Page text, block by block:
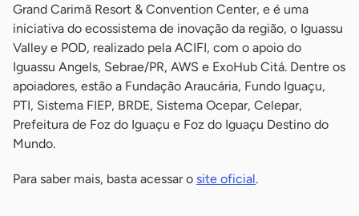
Grand Carimã Resort & Convention Center, e é uma
iniciativa do ecossistema de inovação da região, o Iguassu
Valley e POD, realizado pela ACIFI, com o apoio do
Iguassu Angels, Sebrae/PR, AWS e ExoHub Citá. Dentre os
apoiadores, estão a Fundação Araucária, Fundo Iguaçu,
PTI, Sistema FIEP, BRDE, Sistema Ocepar, Celepar,
Prefeitura de Foz do Iguaçu e Foz do Iguaçu Destino do
Mundo.
Para saber mais, basta acessar o site oficial.